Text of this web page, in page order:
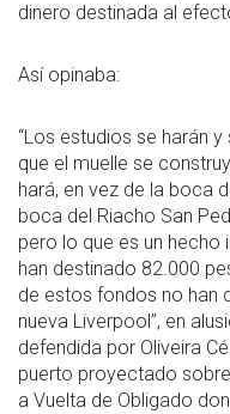
dinero destinada al
Así opinaba:
“Los estudios se harán
que el muelle se
hará, en vez de la boca
boca del Riacho San
pero lo que es un hecho
han destinado 82.000
de estos fondos no han
nueva Liverpool”, en
defendida por Oliveira
puerto proyectado
a Vuelta de Obligado